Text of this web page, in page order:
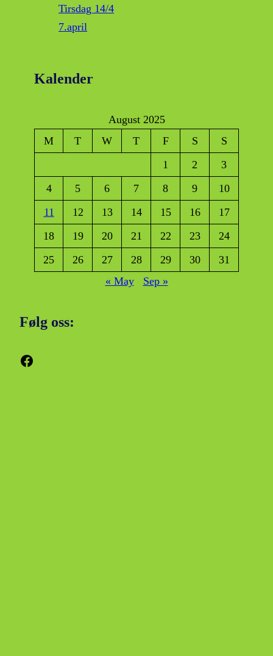
Tirsdag 14/4
7.april
Kalender
August 2025
M
T W T F S
S
1
2
3
4
5 6 7 8 9
10
11
12 13 14 15 16
17
18
19 20 21 22 23
24
25
26 27 28 29 30
31
« May
Sep »
Følg oss:
Facebook